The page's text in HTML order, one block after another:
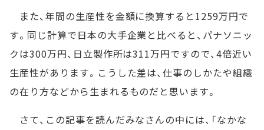
また、年間の生産性を金額に換算すると1259万円で
す。同じ計算で日本の大手企業と比べると、パナソニッ
クは300万円、日立製作所は311万円ですので、4倍近い
生産性があります。こうした差は、仕事のしかたや組織
の在り方などから生まれるものだと思います。
さて、この記事を読んだみなさんの中には、「なかな